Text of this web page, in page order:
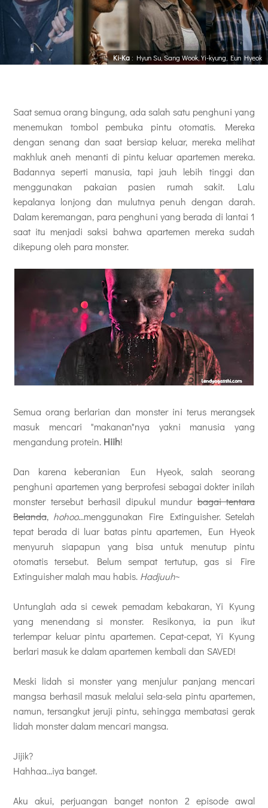
Ki-Ka: Hyun Su, Sang Wook, Yi-kyung, Eun Hyeok
Saat semua orang bingung, ada salah satu penghuni yang
menemukan tombol pembuka pintu otomatis. Mereka
dengan senang dan saat bersiap keluar, mereka melihat
makhluk aneh menanti di pintu keluar apartemen mereka.
Badannya seperti manusia, tapi jauh lebih tinggi dan
menggunakan pakaian pasien rumah sakit. Lalu
kepalanya lonjong dan mulutnya penuh dengan darah.
Dalam keremangan, para penghuni yang berada di lantai 1
saat itu menjadi saksi bahwa apartemen mereka sudah
dikepung oleh para monster.
Semua orang berlarian dan monster ini terus merangsek
masuk mencari "makanan"nya yakni manusia yang
mengandung protein. Hiih!
Dan karena keberanian Eun Hyeok, salah seorang
penghuni apartemen yang berprofesi sebagai dokter inilah
monster tersebut berhasil dipukul mundurbagai tentara
Belanda, hohoo...menggunakan Fire Extinguisher. Setelah
tepat berada di luar batas pintu apartemen, Eun Hyeok
menyuruh siapapun yang bisa untuk menutup pintu
otomatis tersebut. Belum sempat tertutup, gas si Fire
Extinguisher malah mau habis. Hadjuuh~
Untunglah ada si cewek pemadam kebakaran, Yi Kyung
yang menendang si monster. Resikonya, ia pun ikut
terlempar keluar pintu apartemen. Cepat-cepat, Yi Kyung
berlari masuk ke dalam apartemen kembali dan SAVED!
Meski lidah si monster yang menjulur panjang mencari
mangsa berhasil masuk melalui sela-sela pintu apartemen,
namun, tersangkut jeruji pintu, sehingga membatasi gerak
lidah monster dalam mencari mangsa.
Jijik?
Hahhaa...iya banget.
Aku akui, perjuangan banget nonton 2 episode awal